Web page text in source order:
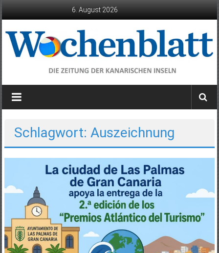
6. August 2026
Wochenblatt
die
Kanarischen
Inseln
Schlagwort: Auszeichnung